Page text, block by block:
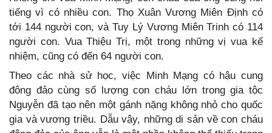
tiếng vì có nhiều con. Thọ Xuân Vương Miên Định có
tới 144 người con, và Tuy Lý Vương Miên Trinh có 114
người con. Vua Thiệu Trị, một trong những vị vua kế
nhiệm, cũng có đến 64 người con.
Theo các nhà sử học, việc Minh Mạng có hậu cung
đông đảo cùng số lượng con cháu lớn trong gia tộc
Nguyễn đã tạo nên một gánh nặng không nhỏ cho quốc
gia và vương triều. Dẫu vậy, những di sản về con cháu